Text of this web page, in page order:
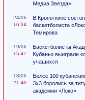
Медиа Звезда»
24/06
16:34
В Кропоткине
баскетболиста
Темирова
19/06
15:47
Баскетболисты
Кубань» выиграли
учащихся
18/06
21:40
Более 100
3х3 боролись за
академии «Локо»